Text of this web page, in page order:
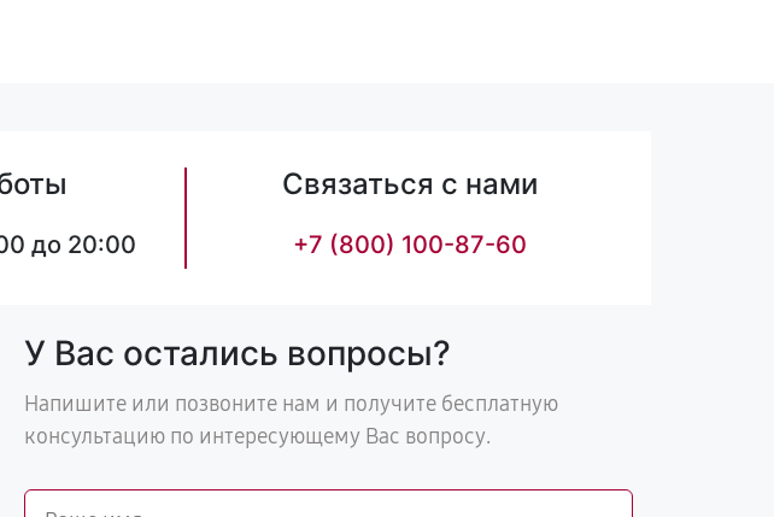
до 20:00
Связаться с нами
+7 (800) 100-87-60
У Вас остались вопросы?
Напишите или позвоните нам и получите бесплатную
консультацию по интересующему Вас вопросу.